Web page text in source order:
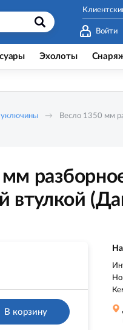
Войти
Эхолоты
уключины
Весло 1350 мм
втулкой
В корзину